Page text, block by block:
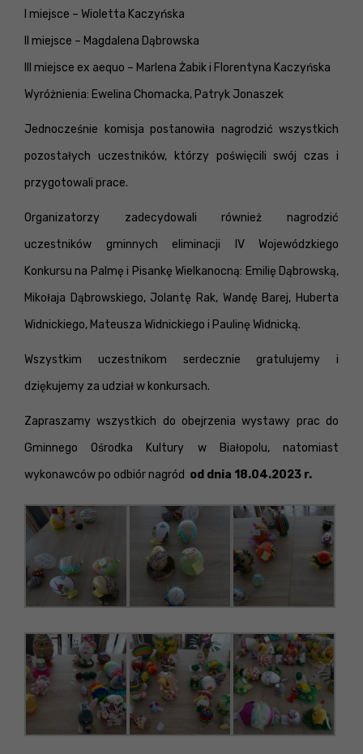
I miejsce – Wioletta Kaczyńska
II miejsce – Magdalena Dąbrowska
III miejsce ex aequo – Marlena Żabik i Florentyna Kaczyńska
Wyróżnienia: Ewelina Chomacka, Patryk Jonaszek
Jednocześnie komisja postanowiła nagrodzić wszystkich
pozostałych uczestników, którzy poświęcili swój czas i
przygotowali prace.
Organizatorzy zadecydowali również nagrodzić
uczestników gminnych eliminacji IV Wojewódzkiego
Konkursu na Palmę i Pisankę Wielkanocną: Emilię Dąbrowską,
Mikołaja Dąbrowskiego, Jolantę Rak, Wandę Barej, Huberta
Widnickiego, Mateusza Widnickiego i Paulinę Widnicką.
Wszystkim uczestnikom serdecznie gratulujemy i
dziękujemy za udział w konkursach.
Zapraszamy wszystkich do obejrzenia wystawy prac do
Gminnego Ośrodka Kultury w Białopolu, natomiast
wykonawców po odbiór nagród od dnia 18.04.2023 r.